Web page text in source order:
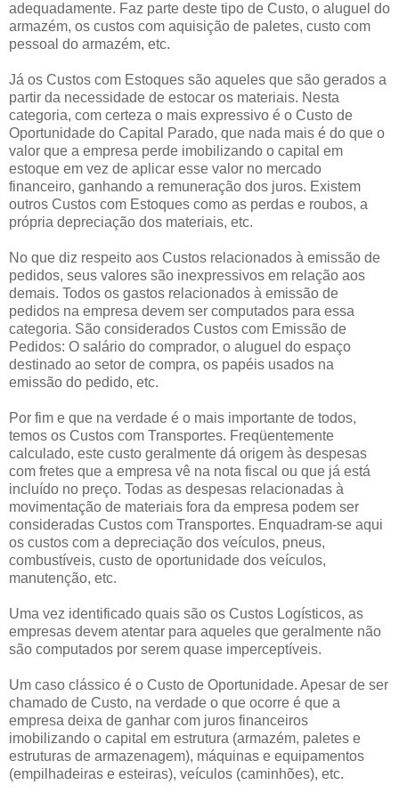
adequadamente. Faz parte deste tipo de Custo, o aluguel do
armazém, os custos com aquisição de paletes, custo com
pessoal do armazém, etc.
Já os Custos com Estoques são aqueles que são gerados a
partir da necessidade de estocar os materiais. Nesta
categoria, com certeza o mais expressivo é o Custo de
Oportunidade do Capital Parado, que nada mais é do que o
valor que a empresa perde imobilizando o capital em
estoque em vez de aplicar esse valor no mercado
financeiro, ganhando a remuneração dos juros. Existem
outros Custos com Estoques como as perdas e roubos, a
própria depreciação dos materiais, etc.
No que diz respeito aos Custos relacionados à emissão de
pedidos, seus valores são inexpressivos em relação aos
demais. Todos os gastos relacionados à emissão de
pedidos na empresa devem ser computados para essa
categoria. São considerados Custos com Emissão de
Pedidos: O salário do comprador, o aluguel do espaço
destinado ao setor de compra, os papéis usados na
emissão do pedido, etc.
Por fim e que na verdade é o mais importante de todos,
temos os Custos com Transportes. Freqüentemente
calculado, este custo geralmente dá origem às despesas
com fretes que a empresa vê na nota fiscal ou que já está
incluído no preço. Todas as despesas relacionadas à
movimentação de materiais fora da empresa podem ser
consideradas Custos com Transportes. Enquadram-se aqui
os custos com a depreciação dos veículos, pneus,
combustíveis, custo de oportunidade dos veículos,
manutenção, etc.
Uma vez identificado quais são os Custos Logísticos, as
empresas devem atentar para aqueles que geralmente não
são computados por serem quase imperceptíveis.
Um caso clássico é o Custo de Oportunidade. Apesar de ser
chamado de Custo, na verdade o que ocorre é que a
empresa deixa de ganhar com juros financeiros
imobilizando o capital em estrutura (armazém, paletes e
estruturas de armazenagem), máquinas e equipamentos
(empilhadeiras e esteiras), veículos (caminhões), etc.